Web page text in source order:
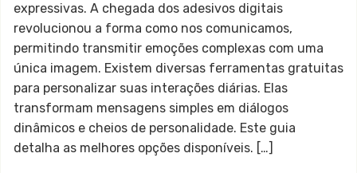
expressivas. A chegada dos adesivos digitais
revolucionou a forma como nos comunicamos,
permitindo transmitir emoções complexas com uma
única imagem. Existem diversas ferramentas gratuitas
para personalizar suas interações diárias. Elas
transformam mensagens simples em diálogos
dinâmicos e cheios de personalidade. Este guia
detalha as melhores opções disponíveis. […]